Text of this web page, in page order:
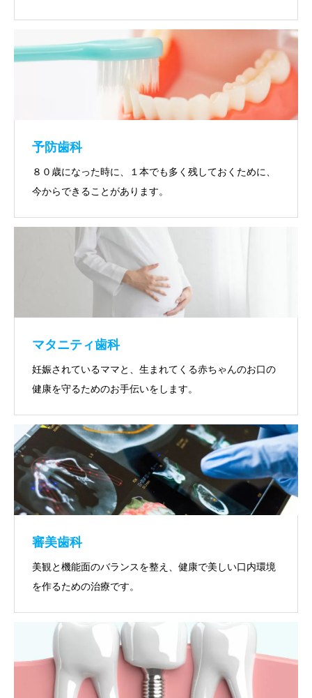
予防歯科
８０歳になった時に、１本でも多く残しておくために、
今からできることがあります。
マタニティ歯科
妊娠されているママと、生まれてくる赤ちゃんのお口の
健康を守るためのお手伝いをします。
審美歯科
美観と機能面のバランスを整え、健康で美しい口内環境
を作るための治療です。